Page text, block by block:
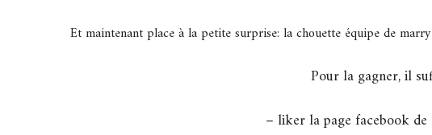
Et maintenant place à la petite surprise: la chouette équipe de
Pour la gagner, il
– liker la page facebook de